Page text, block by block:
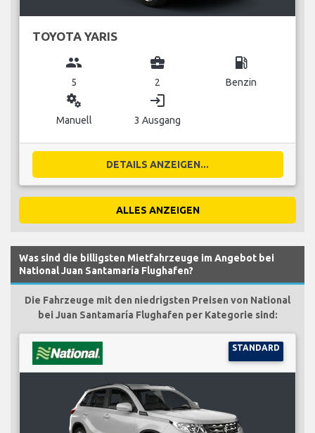
TOYOTA YARIS
group
5
business_center
2
local_gas_station
Benzin
miscellaneous_services
Manuell
login
3 Ausgang
DETAILS ANZEIGEN...
ALLES ANZEIGEN
Was sind die billigsten Mietfahrzeuge im Angebot bei
National Juan Santamaría Flughafen?
Die Fahrzeuge mit den niedrigsten Preisen von National
bei Juan Santamaría Flughafen per Kategorie sind:
STANDARD